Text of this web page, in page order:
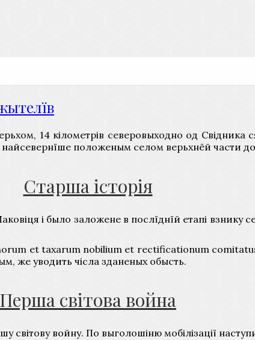
14 кілометрів северовыходно од
найсевернїше положеным селом верьхнёй части
Старша історія
і было заложене в послїднїй етапі взнику
et taxarum nobilium et rectificationum comitatus
же уводить чісла зданеных обысть.
Перша світова война
світову войну. По выголошіню мобілізації